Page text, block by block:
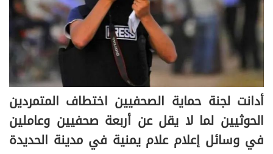
أدانت لجنة حماية الصحفيين اختطاف المتمردين
الحوثيين لما لا يقل عن أربعة صحفيين وعاملين
في وسائل إعلام علام يمنية في مدينة الحديدة